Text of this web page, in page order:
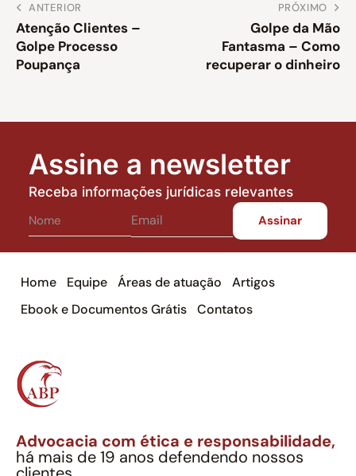
ANTERIOR
Atenção Clientes –
Golpe Processo
Poupança
PRÓXIMO
Golpe da Mão
Fantasma – Como
recuperar o dinheiro
Assine a newsletter
Receba informações jurídicas relevantes
Home Equipe Áreas de atuação
Artigos
Ebook e Documentos Grátis
Contatos
Advocacia com ética e responsabilidade,
há mais de 19 anos defendendo nossos